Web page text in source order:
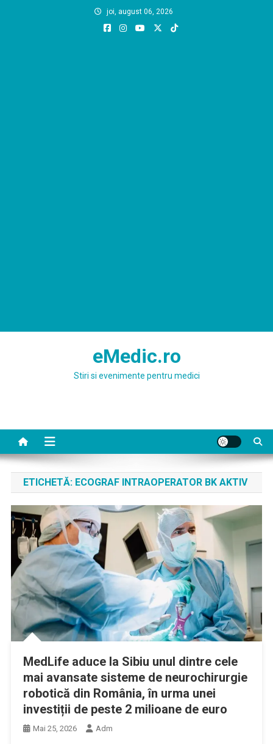
joi, august 06, 2026
eMedic.ro
Stiri si evenimente pentru medici
ETICHETĂ: ECOGRAF INTRAOPERATOR BK AKTIV
MedLife aduce la Sibiu unul dintre cele
mai avansate sisteme de neurochirurgie
robotică din România, în urma unei
investiții de peste 2 milioane de euro
Mai 25, 2026 Adm